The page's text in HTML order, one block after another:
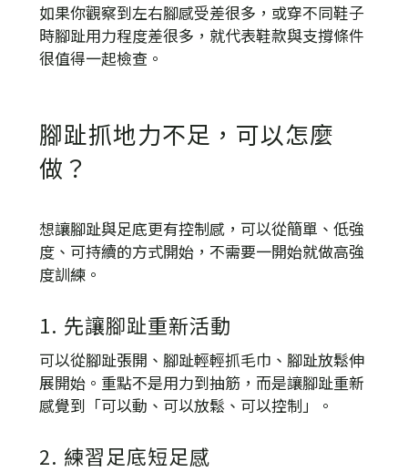
如果你觀察到左右腳感受差很多，或穿不同鞋子
時腳趾用力程度差很多，就代表鞋款與支撐條件
很值得一起檢查。
腳趾抓地力不足，可以怎麼
做？
想讓腳趾與足底更有控制感，可以從簡單、低強
度、可持續的方式開始，不需要一開始就做高強
度訓練。
1. 先讓腳趾重新活動
可以從腳趾張開、腳趾輕輕抓毛巾、腳趾放鬆伸
展開始。重點不是用力到抽筋，而是讓腳趾重新
感覺到「可以動、可以放鬆、可以控制」。
2. 練習足底短足感